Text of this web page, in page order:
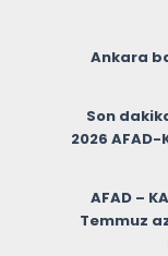
Ankara
Son
2026
AFAD –
Temmuz